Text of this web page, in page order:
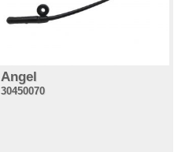
Angel
30450070